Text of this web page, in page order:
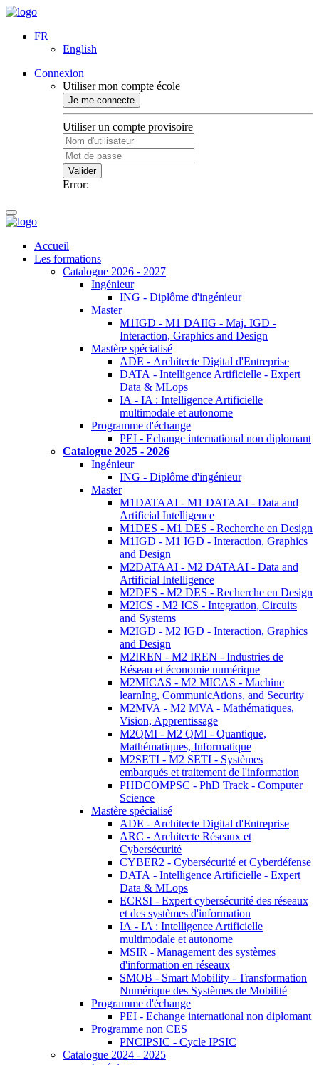
FR
English
Connexion
Utiliser mon compte école
Je me connecte
Utiliser un compte provisoire
Valider
Error:
Accueil
Les formations
Catalogue 2026 - 2027
Ingénieur
ING - Diplôme d'ingénieur
Master
M1IGD - M1 DAIIG - Maj. IGD -
Interaction, Graphics and Design
Mastère spécialisé
ADE - Architecte Digital d'Entreprise
DATA - Intelligence Artificielle - Expert
Data & MLops
IA - IA : Intelligence Artificielle
multimodale et autonome
Programme d'échange
PEI - Echange international non diplomant
Catalogue 2025 - 2026
Ingénieur
ING - Diplôme d'ingénieur
Master
M1DATAAI - M1 DATAAI - Data and
Artificial Intelligence
M1DES - M1 DES - Recherche en Design
M1IGD - M1 IGD - Interaction, Graphics
and Design
M2DATAAI - M2 DATAAI - Data and
Artificial Intelligence
M2DES - M2 DES - Recherche en Design
M2ICS - M2 ICS - Integration, Circuits
and Systems
M2IGD - M2 IGD - Interaction, Graphics
and Design
M2IREN - M2 IREN - Industries de
Réseau et économie numérique
M2MICAS - M2 MICAS - Machine
learnIng, CommunicAtions, and Security
M2MVA - M2 MVA - Mathématiques,
Vision, Apprentissage
M2QMI - M2 QMI - Quantique,
Mathématiques, Informatique
M2SETI - M2 SETI - Systèmes
embarqués et traitement de l'information
PHDCOMPSC - PhD Track - Computer
Science
Mastère spécialisé
ADE - Architecte Digital d'Entreprise
ARC - Architecte Réseaux et
Cybersécurité
CYBER2 - Cybersécurité et Cyberdéfense
DATA - Intelligence Artificielle - Expert
Data & MLops
ECRSI - Expert cybersécurité des réseaux
et des systèmes d'information
IA - IA : Intelligence Artificielle
multimodale et autonome
MSIR - Management des systèmes
d'information en réseaux
SMOB - Smart Mobility - Transformation
Numérique des Systèmes de Mobilité
Programme d'échange
PEI - Echange international non diplomant
Programme non CES
PNCIPSIC - Cycle IPSIC
Catalogue 2024 - 2025